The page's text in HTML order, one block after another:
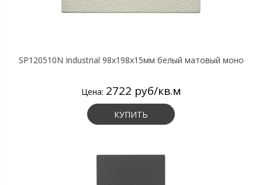
SP120510N Industrial 98х198х15мм белый матовый моно
Цена: 2722 руб/кв.м
КУПИТЬ